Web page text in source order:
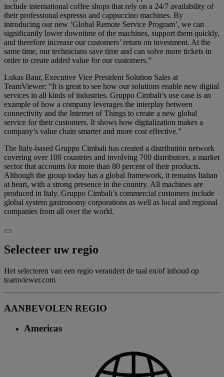
include international coffee shops that rely on a 24/7 availability of
their professional espresso and cappuccino machines. By
introducing our new ‘Global Remote Service Program’, we can
significantly lower downtime of the machines, support them quickly,
and therefore increase our customers’ return on investment. At the
same time, our technicians save time and can solve more tickets in
order to create added value for our customers.”
Lukas Baur, Executive Vice President Solution Sales at
TeamViewer: “It is great to see how our solutions enable new digital
services in all kinds of industries. Gruppo Cimbali’s use case is an
example of how a company leverages the interplay between
connectivity and the Internet of Things to create a new global
service for their customers. It shows how digitalization makes a
company’s value chain smarter and more cost effective.”
The Italy-based Gruppo Cimbali has created a distribution network
covering over 100 countries and involving 700 distributors, a market
sector that accounts for more than 80 percent of their products.
Although the group today has a global framework, it remains Italian
at heart, with a strong presence in the country. All machines are
produced in Italy. Gruppo Cimbali’s commercial customers include
global system gastronomy corporations as well as local and regional
companies from all over the world.
Selecteer uw regio
Het selecteren van een regio verandert de taal en/of inhoud op
teamviewer.com
AANBEVOLEN REGIO
Americas